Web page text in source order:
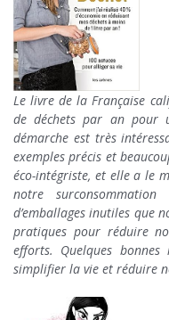
Le livre de la Française
de déchets par an pour
démarche est très
exemples précis et
éco-intégriste, et elle a le
notre
d’emballages inutiles que
pratiques pour réduire
efforts. Quelques
simplifier la vie et réduire